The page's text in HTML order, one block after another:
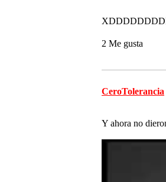
2 Me gusta
CeroTolerancia
Y ahora no